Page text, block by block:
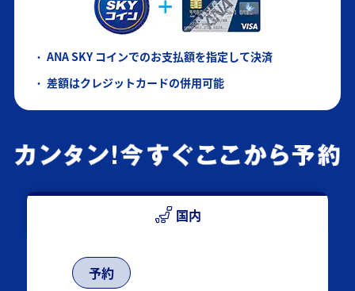
ANA SKY コインでのお支払額を指定して決済
差額はクレジットカードの併用可能
国内
予約